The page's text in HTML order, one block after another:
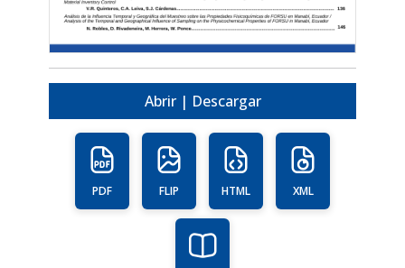
Abrir | Descargar
PDF FLIP HTML XML